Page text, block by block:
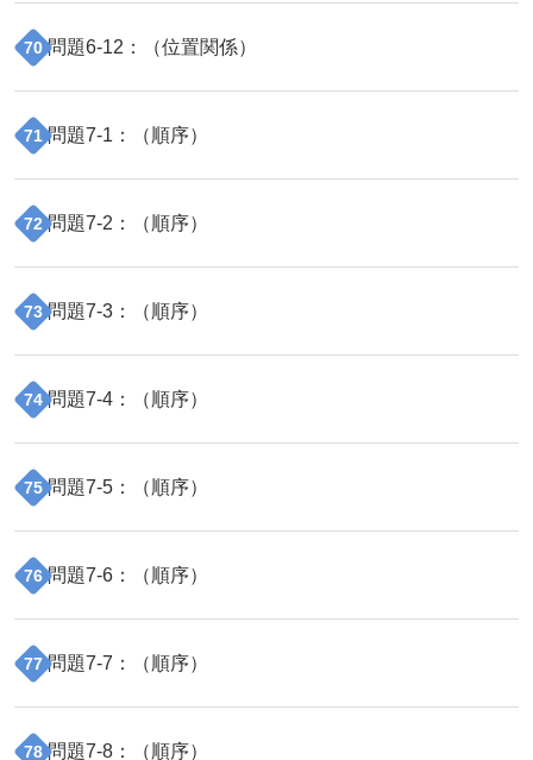
70 問題6-12 ：（位置関係）
71 問題7-1 ：（順序）
72 問題7-2 ：（順序）
73 問題7-3 ：（順序）
74 問題7-4 ：（順序）
75 問題7-5 ：（順序）
76 問題7-6 ：（順序）
77 問題7-7 ：（順序）
78 問題7-8 ：（順序）